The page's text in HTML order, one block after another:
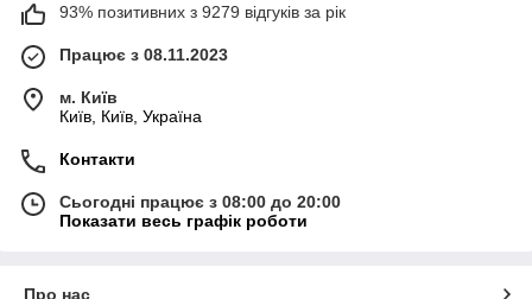
93% позитивних з 9279 відгуків за рік
Працює з 08.11.2023
м. Київ
Київ, Київ, Україна
Контакти
Сьогодні працює з 08:00 до 20:00
Показати весь графік роботи
Про нас